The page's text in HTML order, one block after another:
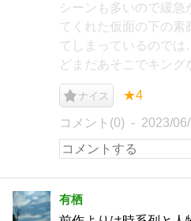
シーンも多いので緩
てくれた仮面の下の素
てしまっているので
どまだあそこでキング
ナイス ★4
コメント(0) 2023/
有栖